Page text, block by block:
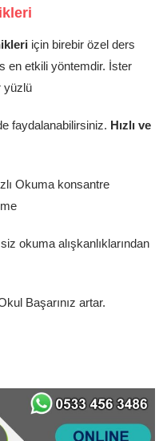
için birebir özel ders
en etkili yöntemdir. İster
yüzlü
faydalanabilirsiniz. Hızlı ve
Okuma konsantre
okuma alışkanlıklarından
Başarınız artar.